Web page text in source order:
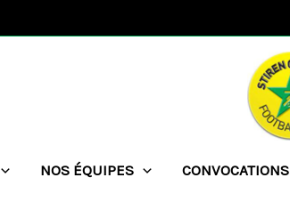
NOS ÉQUIPES CONVOCATIONS